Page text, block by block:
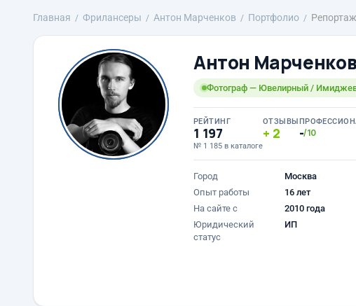
Главная Фрилансеры Антон Марченков Портфолио Репортаж
Антон Марченков
Фотограф — Ювелирный /
РЕЙТИНГ
1 197
№ 1 185 в каталоге
ОТЗЫВЫ
2 -/10
Город
Москва
Опыт работы
16 лет
На сайте с
2010 года
Юридический
статус
ИП